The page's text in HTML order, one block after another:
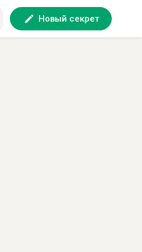
Новый секрет